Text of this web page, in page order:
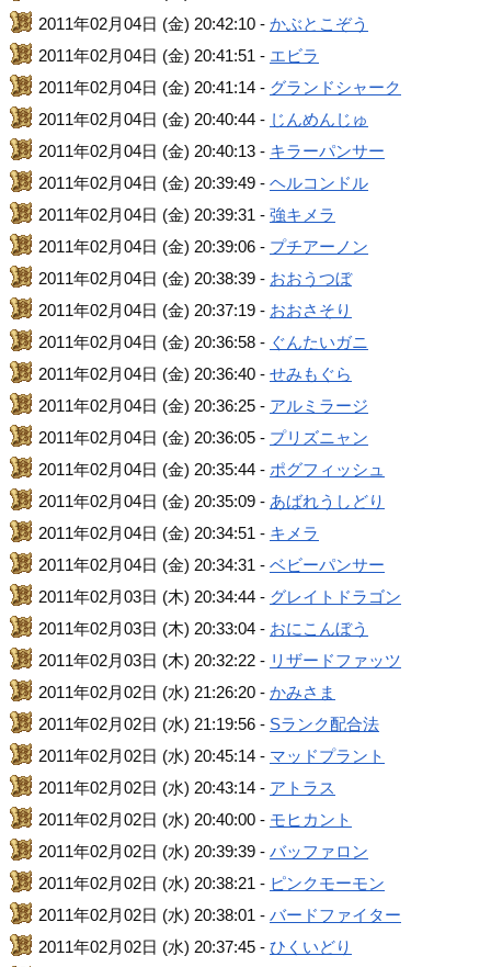
2011年02月04日 (金) 20:42:10 -かぶとこぞう
2011年02月04日 (金) 20:41:51 - エビラ
2011年02月04日 (金) 20:41:14 - グランドシャーク
2011年02月04日 (金) 20:40:44 - じんめんじゅ
2011年02月04日 (金) 20:40:13 - キラーパンサー
2011年02月04日 (金) 20:39:49 -ヘルコンドル
2011年02月04日 (金) 20:39:31 -強キメラ
2011年02月04日 (金) 20:39:06 - プチアーノン
2011年02月04日 (金) 20:38:39 - おおうつぼ
2011年02月04日 (金) 20:37:19 - おおさそり
2011年02月04日 (金) 20:36:58 - ぐんたいガニ
2011年02月04日 (金) 20:36:40 -せみもぐら
2011年02月04日 (金) 20:36:25 - アルミラージ
2011年02月04日 (金) 20:36:05 - プリズニャン
2011年02月04日 (金) 20:35:44 - ポグフィッシュ
2011年02月04日 (金) 20:35:09 - あばれうしどり
2011年02月04日 (金) 20:34:51 - キメラ
2011年02月04日 (金) 20:34:31 -ベビーパンサー
2011年02月03日 (木) 20:34:44 - グレイトドラゴン
2011年02月03日 (木) 20:33:04 - おにこんぼう
2011年02月03日 (木) 20:32:22 - リザードファッツ
2011年02月02日 (水) 21:26:20 -かみさま
2011年02月02日 (水) 21:19:56 - Sランク配合法
2011年02月02日 (水) 20:45:14 - マッドプラント
2011年02月02日 (水) 20:43:14 - アトラス
2011年02月02日 (水) 20:40:00 - モヒカント
2011年02月02日 (水) 20:39:39 -バッファロン
2011年02月02日 (水) 20:38:21 - ピンクモーモン
2011年02月02日 (水) 20:38:01 -バードファイター
2011年02月02日 (水) 20:37:45 -ひくいどり